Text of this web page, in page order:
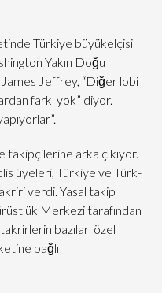
Türkiye büyükelçisi
Yakın Doğu
James Jeffrey, “Diğer lobi
farkı yok” diyor.
takipçilerine arka çıkıyor.
üyeleri, Türkiye ve Türk-
verdi. Yasal takip
Merkezi tarafından
bazıları özel
bağlı